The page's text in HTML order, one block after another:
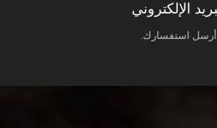
الإلكتروني
أرسل استفسارك.